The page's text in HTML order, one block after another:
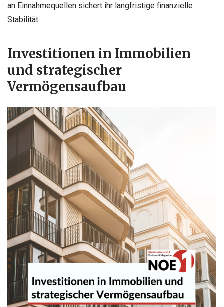
an Einnahmequellen sichert ihr langfristige finanzielle
Stabilität.
Investitionen in Immobilien
und strategischer
Vermögensaufbau